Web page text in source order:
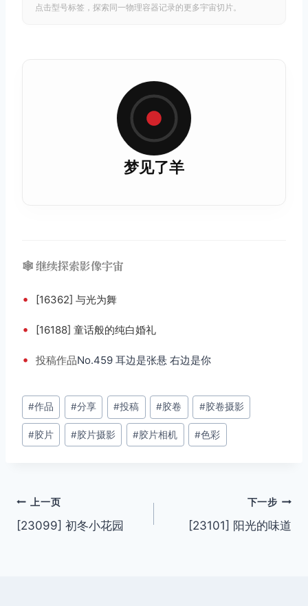
点击型号标签，探索同一物理容器记录的更多宇宙切片。
梦见了羊
🕸️ 继续探索影像宇宙
• [16362] 与光为舞
• [16188] 童话般的纯白婚礼
• 投稿作品No.459 耳边是张悬 右边是你
文
章
标
#作品 #分享 #投稿 #胶卷 #胶卷摄影
#胶片 #胶片摄影 #胶片相机 #色彩
文
章
上一页
[23099] 初冬小花园
下一步
[23101] 阳光的味道